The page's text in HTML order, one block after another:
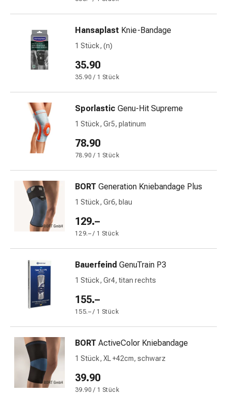
Schwitzen
Unreine
Fieberblasen
Hautausschlag
Akne
Pflanzenknospen
Phytotherapie
Schüssler-
Salz
Spagyrika
Niere,
Blase,
Prostata
Nieren-
Blasenbeschwerden
Schmerzen
Fieber
Kopfschmerzen
Muskel-
&
Hansaplast Knie-Bandage
1 Stück, (n)
35.90
35.90 / 1 Stück
Sporlastic Genu-Hit Supreme
1 Stück, Gr5, platinum
78.90
78.90 / 1 Stück
BORT Generation Kniebandage Plus
1 Stück, Gr6, blau
129.–
129.– / 1 Stück
Bauerfeind GenuTrain P3
1 Stück, Gr4, titan rechts
155.–
155.– / 1 Stück
BORT ActiveColor Kniebandage
1 Stück, XL +42cm, schwarz
39.90
39.90 / 1 Stück